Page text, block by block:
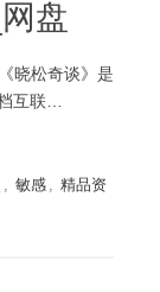
盘
晓松奇谈》是
互联…
, 敏感 , 精品资